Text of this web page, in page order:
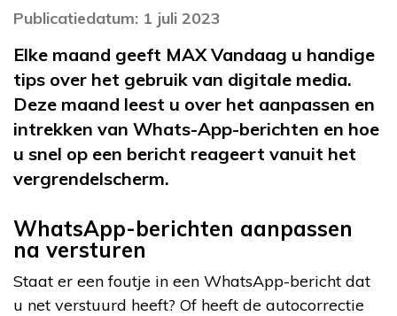
Publicatiedatum: 1 juli 2023
Elke maand geeft MAX Vandaag u handige
tips over het gebruik van digitale media.
Deze maand leest u over het aanpassen en
intrekken van Whats-App-berichten en hoe
u snel op een bericht reageert vanuit het
vergrendelscherm.
WhatsApp-berichten aanpassen
na versturen
Staat er een foutje in een WhatsApp-bericht dat
u net verstuurd heeft? Of heeft de autocorrectie